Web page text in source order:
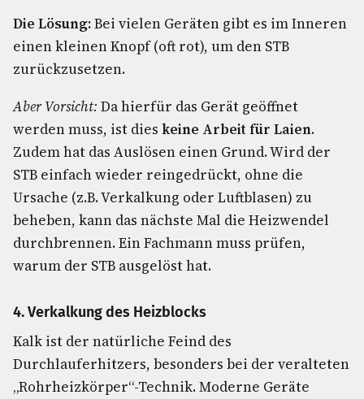
Die Lösung:Bei vielen Geräten gibt es im Inneren
einen kleinen Knopf (oft rot), um den STB
zurückzusetzen.
Aber Vorsicht: Da hierfür das Gerät geöffnet
werden muss, ist dies keine Arbeit für Laien.
Zudem hat das Auslösen einen Grund. Wird der
STB einfach wieder reingedrückt, ohne die
Ursache (z.B. Verkalkung oder Luftblasen) zu
beheben, kann das nächste Mal die Heizwendel
durchbrennen. Ein Fachmann muss prüfen,
warum der STB ausgelöst hat.
4. Verkalkung des Heizblocks
Kalk ist der natürliche Feind des
Durchlauferhitzers, besonders bei der veralteten
„Rohrheizkörper“-Technik. Moderne Geräte